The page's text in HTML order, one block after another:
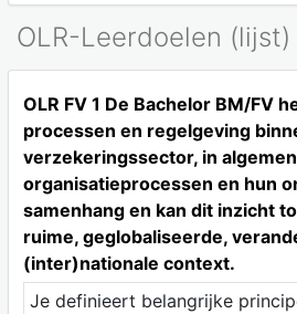
OLR-Leerdoelen (lijst)
OLR FV 1 De Bachelor BM/FV
processen en regelgeving
verzekeringssector, in
organisatieprocessen en hun
samenhang en kan dit inzicht
ruime, geglobaliseerde,
(inter)nationale context.
Je definieert belangrijke